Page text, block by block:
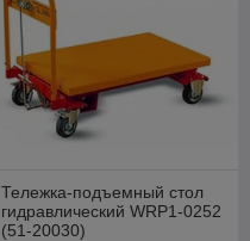
Тележка-подъемный стол
гидравлический WRP1-0252
(51-20030)